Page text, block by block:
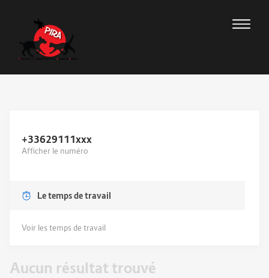
+33629111xxx
Afficher le numéro
Le temps de travail
Voir les temps de travail
Aucun résultat trouvé